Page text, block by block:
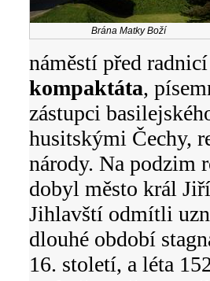
Brána Matky Boží
náměstí před
kompaktáta,
zástupci
husitskými Čechy,
národy. Na podzim
dobyl město král
Jihlavští odmítli
dlouhé období
16. století, a léta